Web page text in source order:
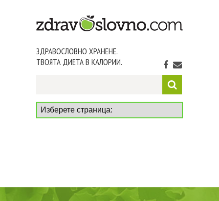
ЗДРАВОСЛОВНО ХРАНЕНЕ.
ТВОЯТА ДИЕТА В КАЛОРИИ.